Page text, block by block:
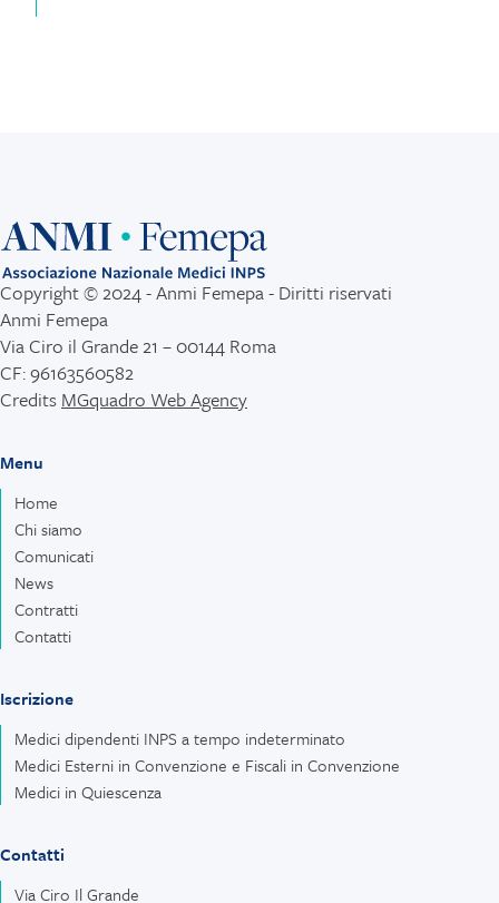
Copyright © 2024 - Anmi Femepa - Diritti riservati
Anmi Femepa
Via Ciro il Grande 21 – 00144 Roma
CF: 96163560582
Credits MGquadro Web Agency
Menu
Home
Chi siamo
Comunicati
News
Contratti
Contatti
Iscrizione
Medici dipendenti INPS a tempo indeterminato
Medici Esterni in Convenzione e Fiscali in Convenzione
Medici in Quiescenza
Contatti
Via Ciro Il Grande